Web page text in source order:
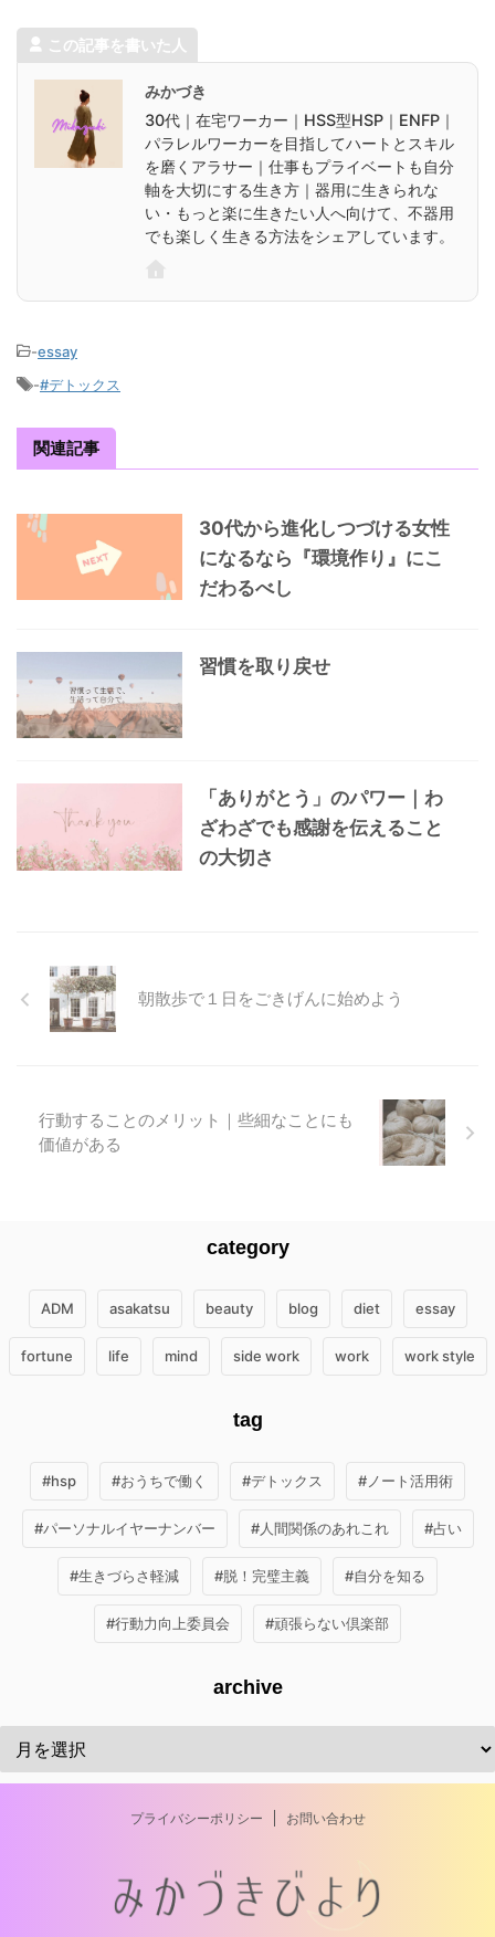
この記事を書いた人
みかづき
30代｜在宅ワーカー｜HSS型HSP｜ENFP｜
パラレルワーカーを目指してハートとスキル
を磨くアラサー｜仕事もプライベートも自分
軸を大切にする生き方｜器用に生きられな
い・もっと楽に生きたい人へ向けて、不器用
でも楽しく生きる方法をシェアしています。
-essay
-#デトックス
関連記事
30代から進化しつづける女性
になるなら『環境作り』にこ
だわるべし
習慣を取り戻せ
「ありがとう」のパワー｜わ
ざわざでも感謝を伝えること
の大切さ
朝散歩で１日をごきげんに始めよう
行動することのメリット｜些細なことにも
価値がある
category
ADM asakatsu beauty blog diet essay
fortune life mind side work work work style
tag
#hsp #おうちで働く #デトックス #ノート活用術
#パーソナルイヤーナンバー #人間関係のあれこれ #占い
#生きづらさ軽減 #脱！完璧主義 #自分を知る
#行動力向上委員会 #頑張らない倶楽部
archive
プライバシーポリシー お問い合わせ